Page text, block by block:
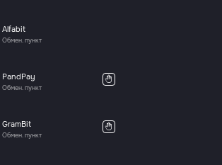
Alfabit
Обмен. пункт
PandPay
Обмен. пункт
GramBit
Обмен. пункт